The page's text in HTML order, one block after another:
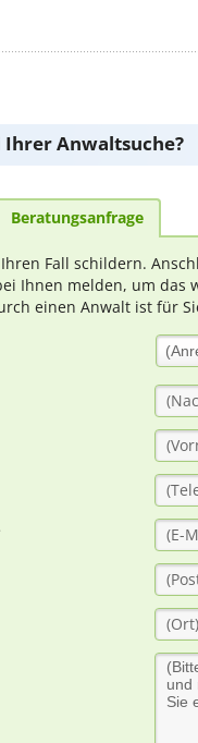
Ihrer Anwaltsuche?
Beratungsanfrage
Fall schildern.
Ihnen melden, um das
einen Anwalt ist für